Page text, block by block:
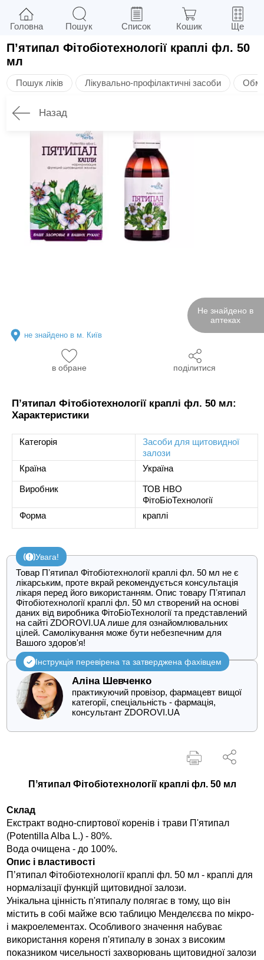
Пʼятипал Фітобіотехнології краплі фл. 50
мл
Пошук ліків Лікувально-профілактичні засоби
Назад
Не знайдено в
аптеках
не знайдено в м. Київ
в обране поділитися
Пʼятипал Фітобіотехнології краплі фл. 50 мл:
Характеристики
Категорія
Засоби для щитовидної
залози
Країна
Україна
Виробник
ТОВ НВО
ФітоБіоТехнології
Форма
краплі
Увага!
Товар Пʼятипал Фітобіотехнології краплі фл. 50 мл не є
лікарським, проте вкрай рекомендується консультація
лікаря перед його використанням. Опис товару Пʼятипал
Фітобіотехнології краплі фл. 50 мл створений на основі
даних від виробника ФітоБіоТехнології та представлений
на сайті ZDOROVI.UA лише для ознайомлювальних
цілей. Самолікування може бути небезпечним для
Вашого здоров'я!
Інструкція перевірена та затверджена фахівцем
Аліна Шевченко
практикуючий провізор, фармацевт вищої
категорії, спеціальність - фармація,
консультант ZDOROVI.UA
Пʼятипал Фітобіотехнології краплі фл. 50 мл
Склад
Екстракт водно-спиртової коренів і трави П'ятипал
(Potentilla Alba L.) - 80%.
Вода очищена - до 100%.
Опис і властивості
Пʼятипал Фітобіотехнології краплі фл. 50 мл - краплі для
нормалізації функцій щитовидної залози.
Унікальна цінність п'ятипалу полягає в тому, що він
містить в собі майже всю таблицю Менделєєва по мікро-
і макроелементах. Особливого значення набуває
використання кореня п'ятипалу в зонах з високим
показником чисельності захворювань щитовидної залози
Головна Пошук Список Кошик Ще